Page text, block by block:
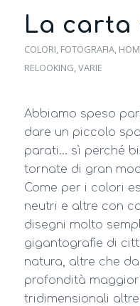
La carta
COLORI, FOTOGRAFIA,
RELOOKING,VARIE
Abbiamo speso
dare un piccolo
parati… sì perché
tornate di gran
Come per i colori
neutri e altre con
disegni molto
gigantografie di
natura, altre che
profondità
tridimensionali